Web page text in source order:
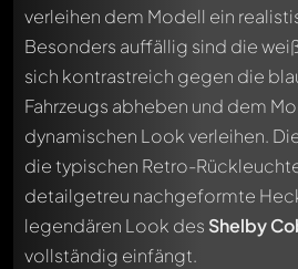
verleihen dem Modell ein
Besonders auffällig sind die
sich kontrastreich gegen die
Fahrzeugs abheben und dem
dynamischen Look verleihen.
die typischen Retro-
detailgetreu nachgeformte
legendären Look des Shelby
vollständig einfängt.